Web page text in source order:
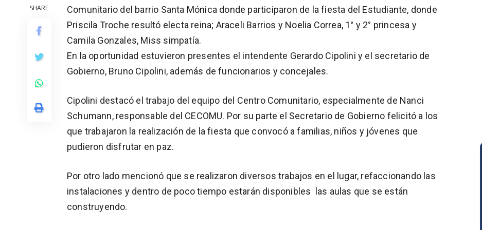
SHARE
Comunitario del barrio Santa Mónica donde participaron de la fiesta del Estudiante, donde
Priscila Troche resultó electa reina; Araceli Barrios y Noelia Correa, 1° y 2° princesa y
Camila Gonzales, Miss simpatía.
En la oportunidad estuvieron presentes el intendente Gerardo Cipolini y el secretario de
Gobierno, Bruno Cipolini, además de funcionarios y concejales.
Cipolini destacó el trabajo del equipo del Centro Comunitario, especialmente de Nanci
Schumann, responsable del CECOMU. Por su parte el Secretario de Gobierno felicitó a los
que trabajaron la realización de la fiesta que convocó a familias, niños y jóvenes que
pudieron disfrutar en paz.
Por otro lado mencionó que se realizaron diversos trabajos en el lugar, refaccionando las
instalaciones y dentro de poco tiempo estarán disponibles las aulas que se están
construyendo.